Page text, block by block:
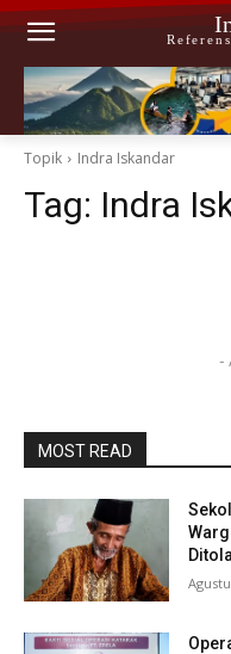
Topik Indra Iskandar
Tag: Indra
-
MOST READ